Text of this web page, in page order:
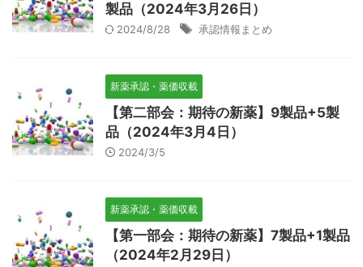
製品（2024年3月26日）
2024/8/28 承認情報まとめ
新薬承認・薬価収載
【第二部会：期待の新薬】9製品+5製
品（2024年3月4日）
2024/3/5
新薬承認・薬価収載
【第一部会：期待の新薬】7製品+1製品
（2024年2月29日）